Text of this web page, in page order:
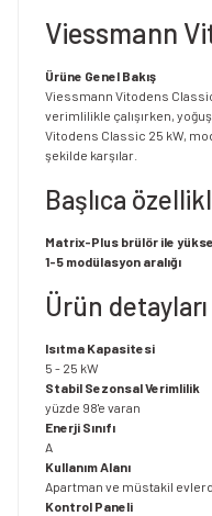
Viessmann
Ürüne Genel Bakış
Viessmann Vitodens
verimlilikle çalışırken,
Vitodens Classic 25 kW,
şekilde karşılar.
Başlıca
Matrix-Plus brülör ile
1-5 modülasyon aralığı
Ürün detayları
Isıtma Kapasitesi
5 - 25 kW
Stabil Sezonsal Verimlilik
yüzde 98'e varan
Enerji Sınıfı
A
Kullanım Alanı
Apartman ve müstakil
Kontrol Paneli